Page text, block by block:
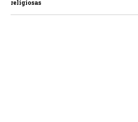
religiosas